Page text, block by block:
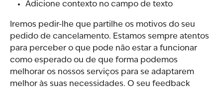
Adicione contexto no campo de texto
Iremos pedir-lhe que partilhe os motivos do seu
pedido de cancelamento. Estamos sempre atentos
para perceber o que pode não estar a funcionar
como esperado ou de que forma podemos
melhorar os nossos serviços para se adaptarem
melhor às suas necessidades. O seu feedback